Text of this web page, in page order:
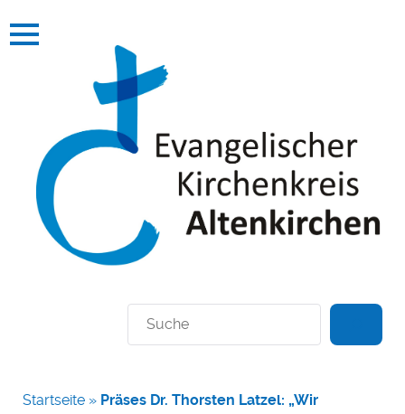
Suchen
Startseite » Präses Dr. Thorsten Latzel: „Wir